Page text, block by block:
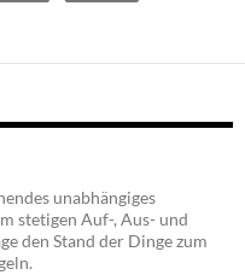
unabhängiges
stetigen Auf-, Aus- und
den Stand der Dinge zum